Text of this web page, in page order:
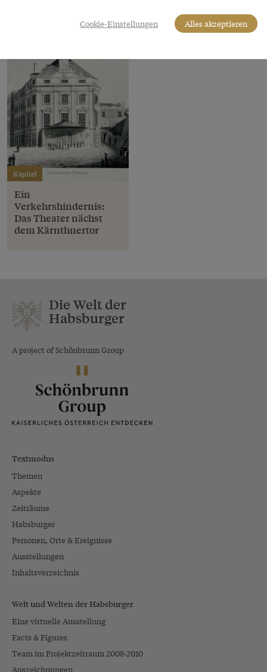
Kapitel
Ein
Verkehrshindernis:
Das Theater nächst
dem Kärnthnertor
Die Welt der
Habsburger
A project of Schönbrunn Group
Textmodus
Themen
Aspekte
Zeiträume
Habsburger
Personen, Orte & Ereignisse
Ausstellungen
Inhaltsverzeichnis
Welt und Welten der Habsburger
Eine virtuelle Ausstellung
Facts & Figures
Team im Projektzeitraum 2008-2010
Auszeichnungen
Cookie-Einstellungen Alles akzeptieren